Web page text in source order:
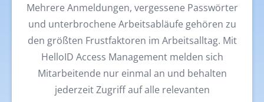
Mehrere Anmeldungen, vergessene Passwörter
und unterbrochene Arbeitsabläufe gehören zu
den größten Frustfaktoren im Arbeitsalltag. Mit
HelloID Access Management melden sich
Mitarbeitende nur einmal an und behalten
jederzeit Zugriff auf alle relevanten